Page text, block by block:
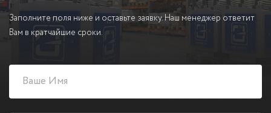
Заполните поля ниже и оставьте заявку. Наш менеджер ответит
Вам в кратчайшие сроки.